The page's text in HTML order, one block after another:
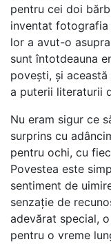
pentru cei doi
inventat fotografia
lor a avut-o
sunt întotdeauna
povești, și
a puterii literaturii
Nu eram sigur ce
surprins cu
pentru ochi, cu
Povestea este
sentiment de
senzație de
adevărat special,
pentru o vreme